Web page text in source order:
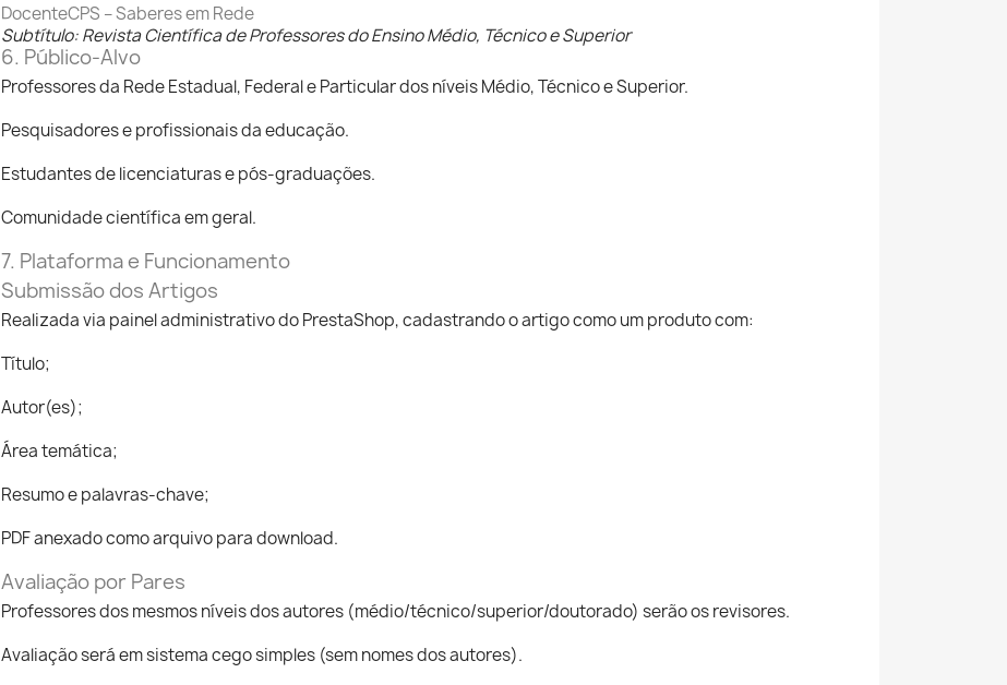
DocenteCPS – Saberes em Rede
Subtítulo: Revista Científica de Professores do Ensino Médio, Técnico e Superior
6. Público-Alvo
Professores da Rede Estadual, Federal e Particular dos níveis Médio, Técnico e Superior.
Pesquisadores e profissionais da educação.
Estudantes de licenciaturas e pós-graduações.
Comunidade científica em geral.
7. Plataforma e Funcionamento
Submissão dos Artigos
Realizada via painel administrativo do PrestaShop, cadastrando o artigo como um produto com:
Título;
Autor(es);
Área temática;
Resumo e palavras-chave;
PDF anexado como arquivo para download.
Avaliação por Pares
Professores dos mesmos níveis dos autores (médio/técnico/superior/doutorado) serão os revisores.
Avaliação será em sistema cego simples (sem nomes dos autores).